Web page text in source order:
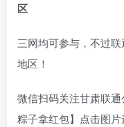
区
三网均可参与，不过
地区！
微信扫码关注甘肃联
粽子拿红包】点击图片